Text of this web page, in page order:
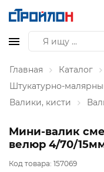
Главная Каталог
Штукатурно-
Валики, кисти
Мини-валик
велюр 4/70/
Код товара: 157069